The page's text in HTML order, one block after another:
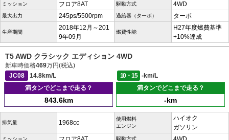
ミッション フロア8AT 駆動方式 4WD
最大出力 245ps/5500rpm 過給器（ターボ） ターボ
生産期間
2018年12月～201
9年09月
燃費性能
H27年度燃費基準
+10%達成
T5 AWD クラシック エディション 4WD
新車時価格469万円(税込)
JC08
14.8km/L 10・15
-km/L
満タンでどこまで走る？
843.6km
満タンでどこまで走る？
-km
排気量 1968cc
使用燃料
エンジン
ハイオク
ガソリン
ミッション 駆動方式